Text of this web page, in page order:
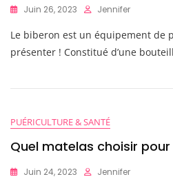
Juin 26, 2023 Jennifer
Le biberon est un équipement de
présenter ! Constitué d’une
PUÉRICULTURE & SANTÉ
Quel matelas choisir pour
Juin 24, 2023 Jennifer